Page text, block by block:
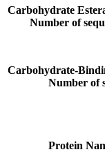
Carbohydrate
Number of
Carbohydrate-
Number of
Protein